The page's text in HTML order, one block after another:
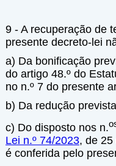
9 - A recuperação de
presente decreto-lei
a) Da bonificação
do artigo 48.º do
no n.º 7 do presente
b) Da redução
c) Do disposto nos n.
Lei n.º 74/2023, de
é conferida pelo